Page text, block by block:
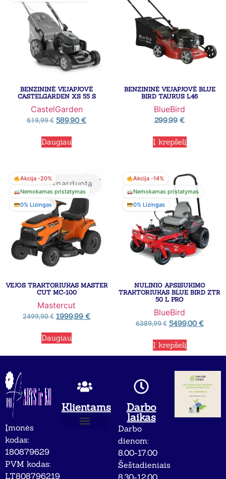
BENZININĖ VEJAPJOVĖ
CASTELGARDEN XS 55 S
CastelGarden
619,99€ 589,90€
Daugiau
BENZININĖ VEJAPJOVĖ BLUE
BIRD TAURUS L46
BlueBird
299,99 €
Į krepšelį
Akcija -20%
Nemokamas pristatymas
0% Lizingas
Išparduota
VEJOS TRAKTORIUKAS MASTER
CUT MC-100
Mastercut
2499,90€ 1999,99 €
Daugiau
Akcija -14%
Nemokamas pristatymas
0% Lizingas
NULINIO APSISUKIMO
TRAKTORIUKAS BLUE BIRD ZTR
50 L PRO
BlueBird
6389,99€ 5499,00€
Į krepšelį
Įmonės
kodas:
180879629
PVM kodas:
LT808796219
Klientams
Darbo
laikas
Darbo
dienom:
8.00-17.00
Šeštadieniais